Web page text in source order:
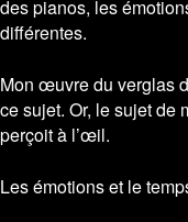
des pianos, les
différentes.
Mon œuvre du verglas
ce sujet. Or, le sujet de
perçoit à l’œil.
Les émotions et le